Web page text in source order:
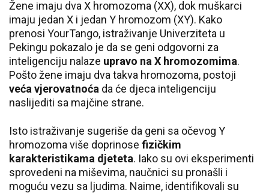
Žene imaju dva X hromozoma (XX), dok muškarci
imaju jedan X i jedan Y hromozom (XY). Kako
prenosi YourTango, istraživanje Univerziteta u
Pekingu pokazalo je da se geni odgovorni za
inteligenciju nalaze upravo na X hromozomima.
Pošto žene imaju dva takva hromozoma, postoji
veća vjerovatnoća da će djeca inteligenciju
naslijediti sa majčine strane.
Isto istraživanje sugeriše da geni sa očevog Y
hromozoma više doprinose fizičkim
karakteristikama djeteta. Iako su ovi eksperimenti
sprovedeni na miševima, naučnici su pronašli i
moguću vezu sa ljudima. Naime, identifikovali su